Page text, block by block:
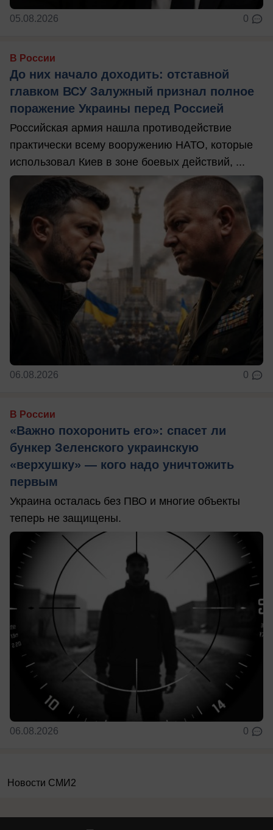
05.08.2026 0
В России
До них начало доходить: отставной
главком ВСУ Залужный признал полное
поражение Украины перед Россией
Российская армия нашла противодействие
практически всему вооружению НАТО, которые
использовал Киев в зоне боевых действий, ...
06.08.2026 0
В России
«Важно похоронить его»: спасет ли
бункер Зеленского украинскую
«верхушку» — кого надо уничтожить
первым
Украина осталась без ПВО и многие объекты
теперь не защищены.
06.08.2026 0
Новости СМИ2